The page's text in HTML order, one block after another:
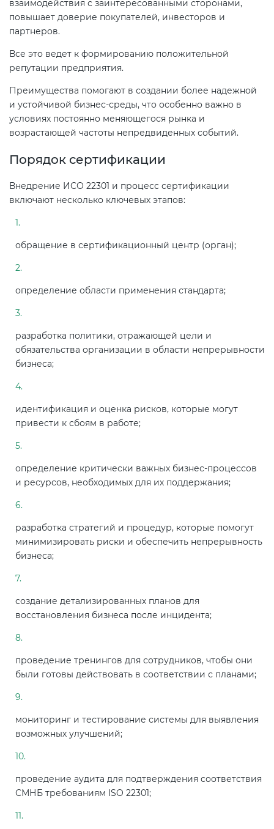
взаимодействия с заинтересованными сторонами,
повышает доверие покупателей, инвесторов и
партнеров.
Все это ведет к формированию положительной
репутации предприятия.
Преимущества помогают в создании более надежной
и устойчивой бизнес-среды, что особенно важно в
условиях постоянно меняющегося рынка и
возрастающей частоты непредвиденных событий.
Порядок сертификации
Внедрение ИСО 22301 и процесс сертификации
включают несколько ключевых этапов:
обращение в сертификационный центр (орган);
определение области применения стандарта;
разработка политики, отражающей цели и
обязательства организации в области непрерывности
бизнеса;
идентификация и оценка рисков, которые могут
привести к сбоям в работе;
определение критически важных бизнес-процессов
и ресурсов, необходимых для их поддержания;
разработка стратегий и процедур, которые помогут
минимизировать риски и обеспечить непрерывность
бизнеса;
создание детализированных планов для
восстановления бизнеса после инцидента;
проведение тренингов для сотрудников, чтобы они
были готовы действовать в соответствии с планами;
мониторинг и тестирование системы для выявления
возможных улучшений;
проведение аудита для подтверждения соответствия
СМНБ требованиям ISO 22301;